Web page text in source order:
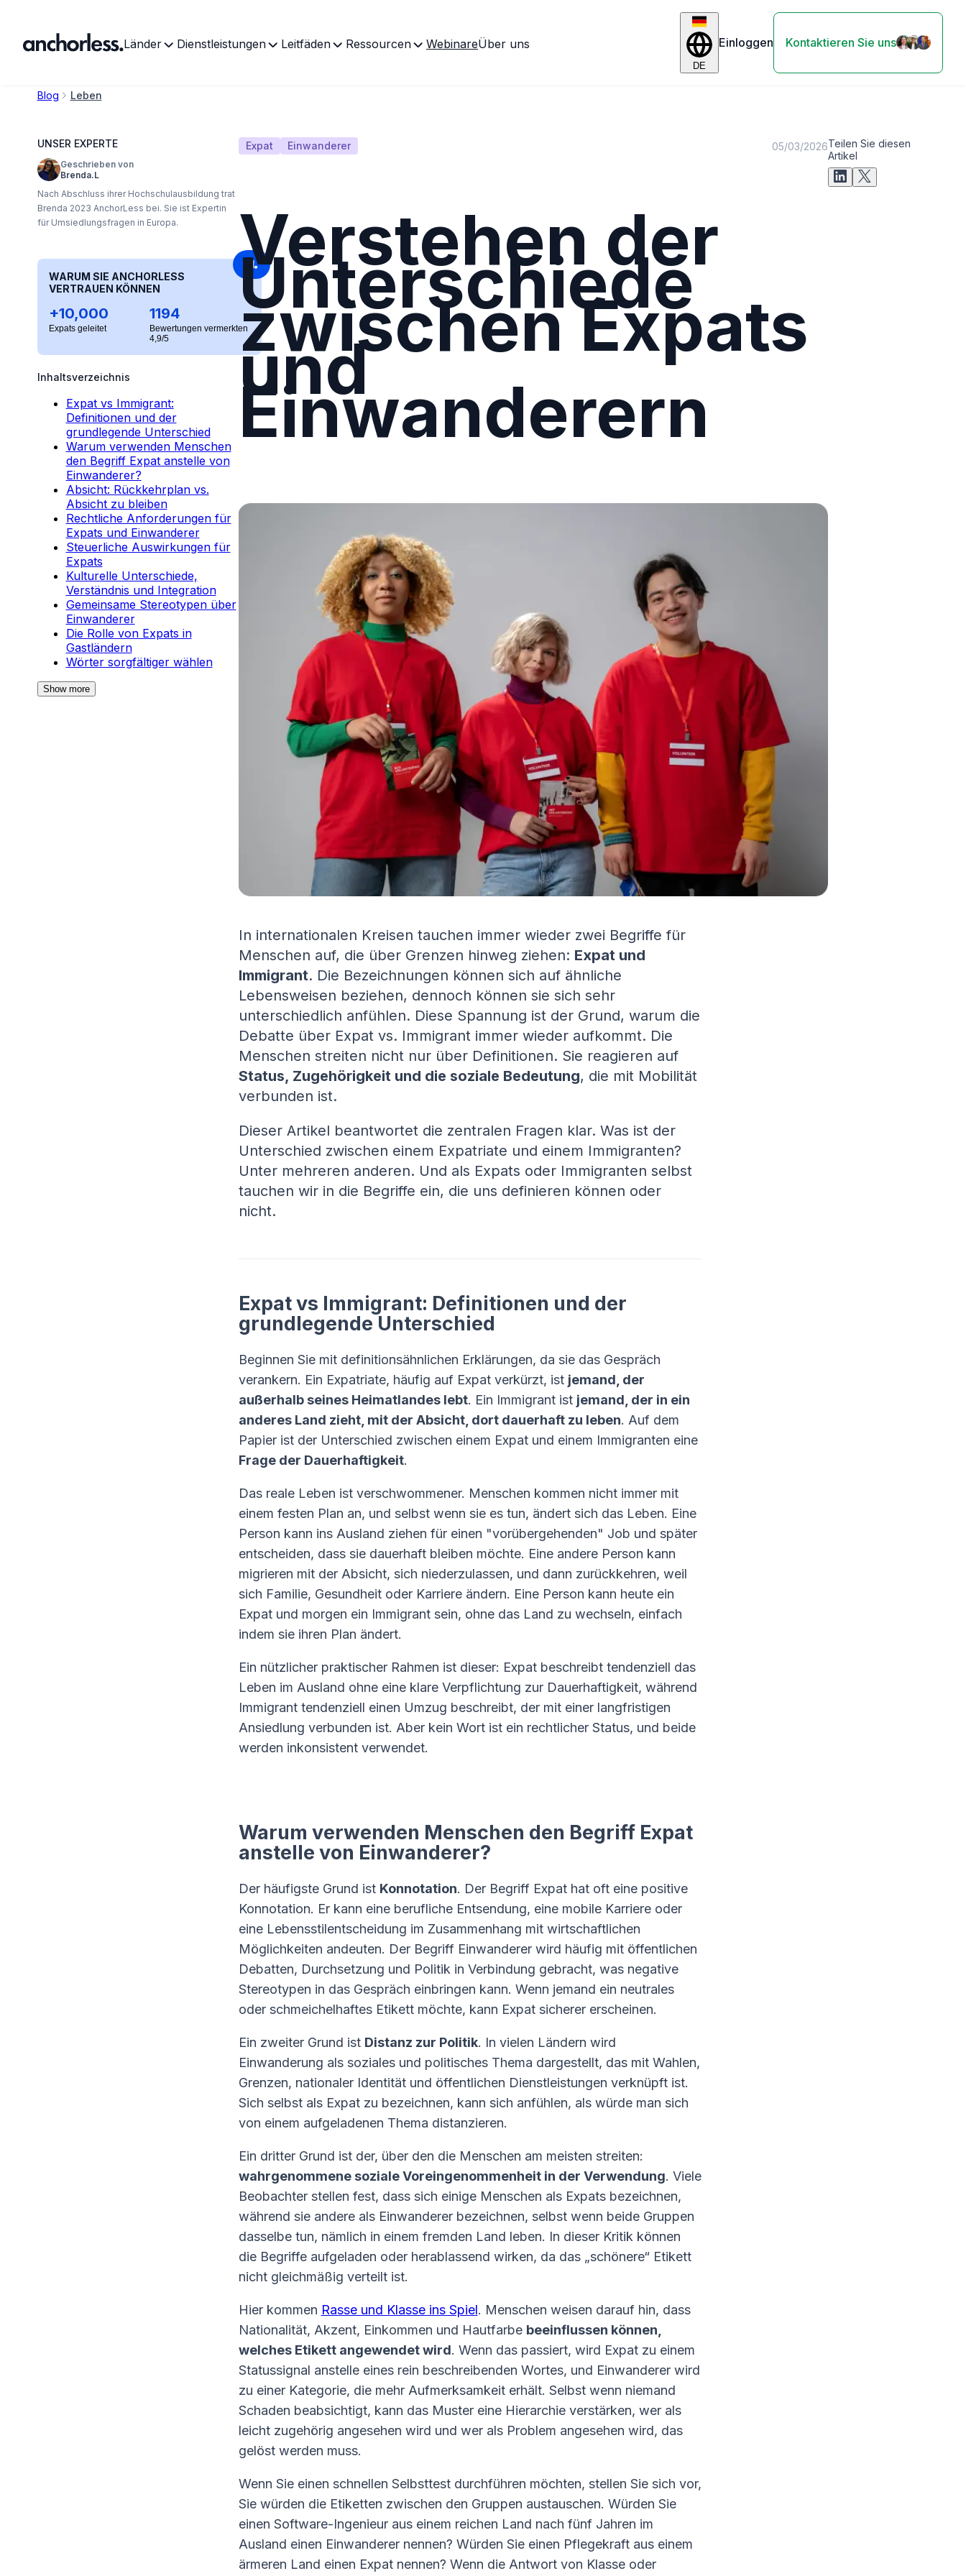
Länder Dienstleistungen Leitfäden Ressourcen WebinareÜber uns
DE
Einloggen Kontaktieren Sie uns
Blog Leben
UNSER EXPERTE
Geschrieben von
Brenda.L
Nach Abschluss ihrer Hochschulausbildung trat
Brenda 2023 AnchorLess bei. Sie ist Expertin
für Umsiedlungsfragen in Europa.
WARUM SIE ANCHORLESS
VERTRAUEN KÖNNEN
+10,000
Expats geleitet
1194
Bewertungen vermerkten
4,9/5
Inhaltsverzeichnis
Expat vs Immigrant:
Definitionen und der
grundlegende Unterschied
Warum verwenden Menschen
den Begriff Expat anstelle von
Einwanderer?
Absicht: Rückkehrplan vs.
Absicht zu bleiben
Rechtliche Anforderungen für
Expats und Einwanderer
Steuerliche Auswirkungen für
Expats
Kulturelle Unterschiede,
Verständnis und Integration
Gemeinsame Stereotypen über
Einwanderer
Die Rolle von Expats in
Gastländern
Wörter sorgfältiger wählen
Show more
Expat Einwanderer 05/03/2026
Verstehen der
Unterschiede
zwischen Expats
und
Einwanderern
In internationalen Kreisen tauchen immer wieder zwei Begriffe für
Menschen auf, die über Grenzen hinweg ziehen: Expat und
Immigrant. Die Bezeichnungen können sich auf ähnliche
Lebensweisen beziehen, dennoch können sie sich sehr
unterschiedlich anfühlen. Diese Spannung ist der Grund, warum die
Debatte über Expat vs. Immigrant immer wieder aufkommt. Die
Menschen streiten nicht nur über Definitionen. Sie reagieren auf
Status, Zugehörigkeit und die soziale Bedeutung, die mit Mobilität
verbunden ist.
Dieser Artikel beantwortet die zentralen Fragen klar. Was ist der
Unterschied zwischen einem Expatriate und einem Immigranten?
Unter mehreren anderen. Und als Expats oder Immigranten selbst
tauchen wir in die Begriffe ein, die uns definieren können oder
nicht.
Expat vs Immigrant: Definitionen und der
grundlegende Unterschied
Beginnen Sie mit definitionsähnlichen Erklärungen, da sie das Gespräch
verankern. Ein Expatriate, häufig auf Expat verkürzt, ist jemand, der
außerhalb seines Heimatlandes lebt. Ein Immigrant ist jemand, der in ein
anderes Land zieht, mit der Absicht, dort dauerhaft zu leben. Auf dem
Papier ist der Unterschied zwischen einem Expat und einem Immigranten eine
Frage der Dauerhaftigkeit.
Das reale Leben ist verschwommener. Menschen kommen nicht immer mit
einem festen Plan an, und selbst wenn sie es tun, ändert sich das Leben. Eine
Person kann ins Ausland ziehen für einen "vorübergehenden" Job und später
entscheiden, dass sie dauerhaft bleiben möchte. Eine andere Person kann
migrieren mit der Absicht, sich niederzulassen, und dann zurückkehren, weil
sich Familie, Gesundheit oder Karriere ändern. Eine Person kann heute ein
Expat und morgen ein Immigrant sein, ohne das Land zu wechseln, einfach
indem sie ihren Plan ändert.
Ein nützlicher praktischer Rahmen ist dieser: Expat beschreibt tendenziell das
Leben im Ausland ohne eine klare Verpflichtung zur Dauerhaftigkeit, während
Immigrant tendenziell einen Umzug beschreibt, der mit einer langfristigen
Ansiedlung verbunden ist. Aber kein Wort ist ein rechtlicher Status, und beide
werden inkonsistent verwendet.
Warum verwenden Menschen den Begriff Expat
anstelle von Einwanderer?
Der häufigste Grund ist Konnotation. Der Begriff Expat hat oft eine positive
Konnotation. Er kann eine berufliche Entsendung, eine mobile Karriere oder
eine Lebensstilentscheidung im Zusammenhang mit wirtschaftlichen
Möglichkeiten andeuten. Der Begriff Einwanderer wird häufig mit öffentlichen
Debatten, Durchsetzung und Politik in Verbindung gebracht, was negative
Stereotypen in das Gespräch einbringen kann. Wenn jemand ein neutrales
oder schmeichelhaftes Etikett möchte, kann Expat sicherer erscheinen.
Ein zweiter Grund ist Distanz zur Politik. In vielen Ländern wird
Einwanderung als soziales und politisches Thema dargestellt, das mit Wahlen,
Grenzen, nationaler Identität und öffentlichen Dienstleistungen verknüpft ist.
Sich selbst als Expat zu bezeichnen, kann sich anfühlen, als würde man sich
von einem aufgeladenen Thema distanzieren.
Ein dritter Grund ist der, über den die Menschen am meisten streiten:
wahrgenommene soziale Voreingenommenheit in der Verwendung. Viele
Beobachter stellen fest, dass sich einige Menschen als Expats bezeichnen,
während sie andere als Einwanderer bezeichnen, selbst wenn beide Gruppen
dasselbe tun, nämlich in einem fremden Land leben. In dieser Kritik können
die Begriffe aufgeladen oder herablassend wirken, da das „schönere“ Etikett
nicht gleichmäßig verteilt ist.
Hier kommen Rasse und Klasse ins Spiel. Menschen weisen darauf hin, dass
Nationalität, Akzent, Einkommen und Hautfarbe beeinflussen können,
welches Etikett angewendet wird. Wenn das passiert, wird Expat zu einem
Statussignal anstelle eines rein beschreibenden Wortes, und Einwanderer wird
zu einer Kategorie, die mehr Aufmerksamkeit erhält. Selbst wenn niemand
Schaden beabsichtigt, kann das Muster eine Hierarchie verstärken, wer als
leicht zugehörig angesehen wird und wer als Problem angesehen wird, das
gelöst werden muss.
Wenn Sie einen schnellen Selbsttest durchführen möchten, stellen Sie sich vor,
Sie würden die Etiketten zwischen den Gruppen austauschen. Würden Sie
einen Software-Ingenieur aus einem reichen Land nach fünf Jahren im
Ausland einen Einwanderer nennen? Würden Sie einen Pflegekraft aus einem
ärmeren Land einen Expat nennen? Wenn die Antwort von Klasse oder
Teilen Sie diesen
Artikel